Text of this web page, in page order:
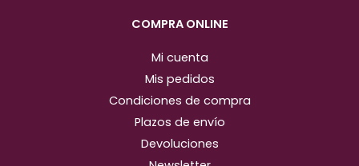
m
COMPRA ONLINE
Mi cuenta
Mis pedidos
Condiciones de compra
Plazos de envío
Devoluciones